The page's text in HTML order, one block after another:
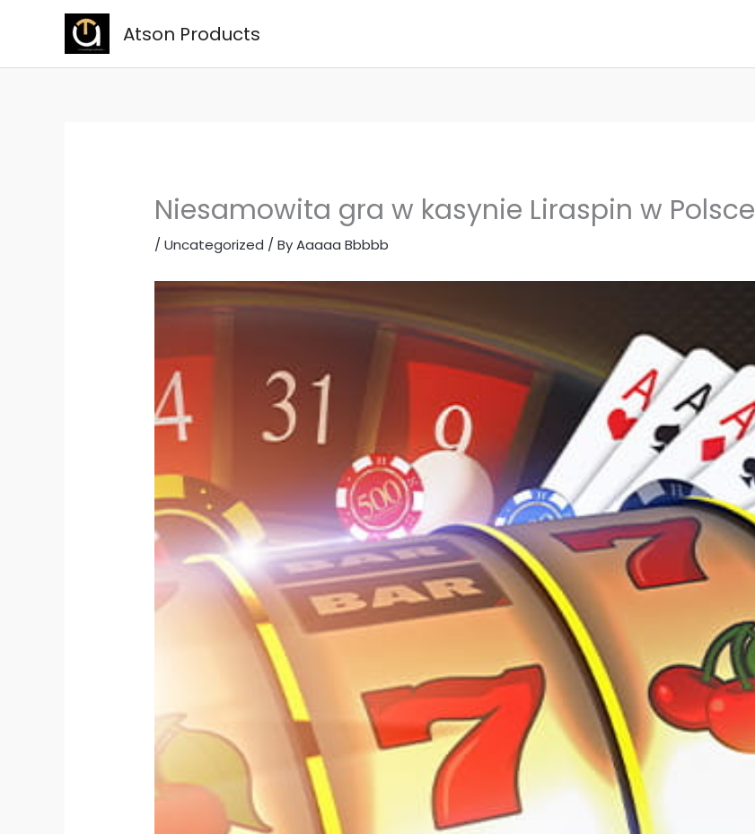
Atson Products
Niesamowita gra w kasynie Liraspin w Polsce
/Uncategorized / ByAaaaa Bbbbb